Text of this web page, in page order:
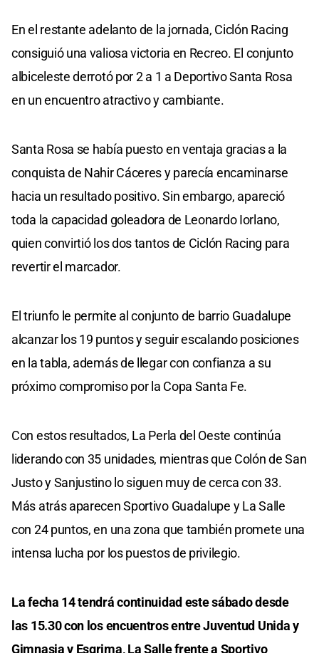
En el restante adelanto de la jornada, Ciclón Racing
consiguió una valiosa victoria en Recreo. El conjunto
albiceleste derrotó por 2 a 1 a Deportivo Santa Rosa
en un encuentro atractivo y cambiante.
Santa Rosa se había puesto en ventaja gracias a la
conquista de Nahir Cáceres y parecía encaminarse
hacia un resultado positivo. Sin embargo, apareció
toda la capacidad goleadora de Leonardo Iorlano,
quien convirtió los dos tantos de Ciclón Racing para
revertir el marcador.
El triunfo le permite al conjunto de barrio Guadalupe
alcanzar los 19 puntos y seguir escalando posiciones
en la tabla, además de llegar con confianza a su
próximo compromiso por la Copa Santa Fe.
Con estos resultados, La Perla del Oeste continúa
liderando con 35 unidades, mientras que Colón de San
Justo y Sanjustino lo siguen muy de cerca con 33.
Más atrás aparecen Sportivo Guadalupe y La Salle
con 24 puntos, en una zona que también promete una
intensa lucha por los puestos de privilegio.
La fecha 14 tendrá continuidad este sábado desde
las 15.30 con los encuentros entre Juventud Unida y
Gimnasia y Esgrima, La Salle frente a Sportivo